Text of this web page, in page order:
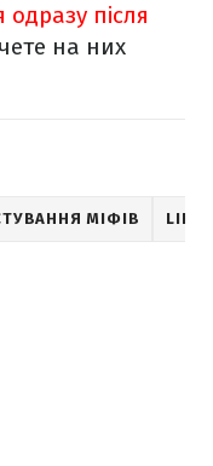
після
на них
МІФІВ